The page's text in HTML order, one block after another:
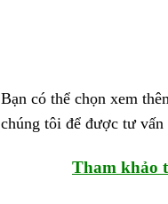
Bạn có thể chọn xem
chúng tôi để được tư
Tham khảo